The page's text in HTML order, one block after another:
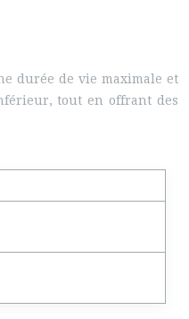
durée de vie maximale et
tout en offrant des